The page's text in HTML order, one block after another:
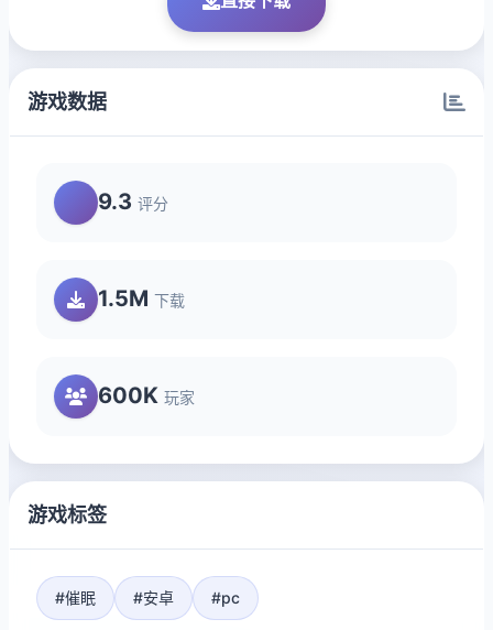
游戏数据
9.3 评分
1.5M 下载
600K 玩家
游戏标签
#催眠 #安卓 #pc